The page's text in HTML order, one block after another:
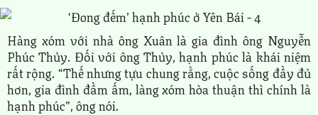
Hàng xóm với nhà ông Xuân là gia đình ông Nguyễn
Phúc Thủy. Đối với ông Thủy, hạnh phúc là khái niệm
rất rộng. “Thế nhưng tựu chung rằng, cuộc sống đầy đủ
hơn, gia đình đầm ấm, làng xóm hòa thuận thì chính là
hạnh phúc”, ông nói.